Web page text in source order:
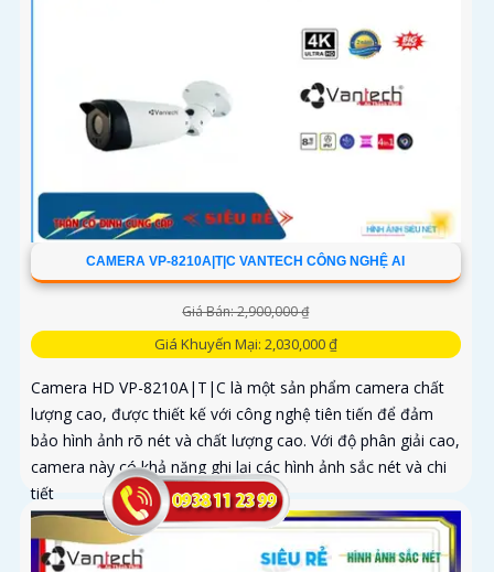
CAMERA VP-8210A|T|C VANTECH CÔNG NGHỆ AI
Giá Bán: 2,900,000 ₫
Giá Khuyến Mại: 2,030,000 ₫
Camera HD VP-8210A|T|C là một sản phẩm camera chất
lượng cao, được thiết kế với công nghệ tiên tiến để đảm
bảo hình ảnh rõ nét và chất lượng cao. Với độ phân giải cao,
camera này có khả năng ghi lại các hình ảnh sắc nét và chi
tiết